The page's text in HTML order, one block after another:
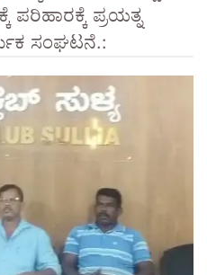
ಪರಿಹಾರಕ್ಕೆ ಪ್ರಯತ್ನ
ಸಂಘಟನೆ.: